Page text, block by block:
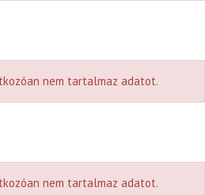
nem tartalmaz adatot.
nem tartalmaz adatot.